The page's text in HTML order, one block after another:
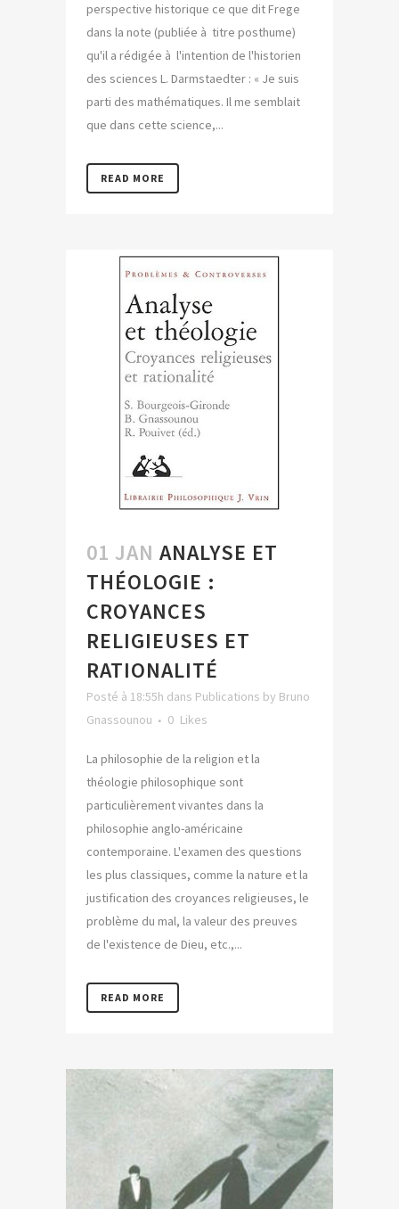
perspective historique ce que dit Frege
dans la note (publiée à titre posthume)
qu'il a rédigée à l'intention de l'historien
des sciences L. Darmstaedter : « Je suis
parti des mathématiques. Il me semblait
que dans cette science,...
READ MORE
01 JAN ANALYSE ET
THÉOLOGIE :
CROYANCES
RELIGIEUSES ET
RATIONALITÉ
Posté à 18:55h dans Publications by Bruno
Gnassounou
0 Likes
La philosophie de la religion et la
théologie philosophique sont
particulièrement vivantes dans la
philosophie anglo-américaine
contemporaine. L'examen des questions
les plus classiques, comme la nature et la
justification des croyances religieuses, le
problème du mal, la valeur des preuves
de l'existence de Dieu, etc.,...
READ MORE